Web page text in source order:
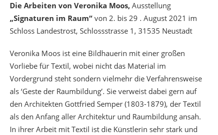
Die Arbeiten von Veronika Moos, Ausstellung
„Signaturen im Raum“ von 2. bis 29 . August 2021 im
Schloss Landestrost, Schlossstrasse 1, 31535 Neustadt
Veronika Moos ist eine Bildhauerin mit einer großen
Vorliebe für Textil, wobei nicht das Material im
Vordergrund steht sondern vielmehr die Verfahrensweise
als ‘Geste der Raumbildung’. Sie verweist dabei gern auf
den Architekten Gottfried Semper (1803-1879), der Textil
als den Anfang aller Architektur und Raumbildung ansah.
In ihrer Arbeit mit Textil ist die Künstlerin sehr stark und